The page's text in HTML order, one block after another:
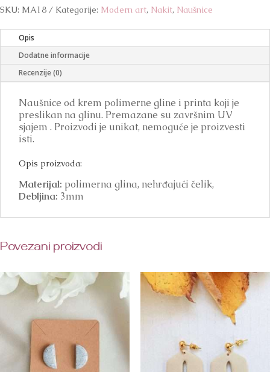
količina
SKU: MA18 Kategorije: Modern art, Nakit, Naušnice
Opis
Dodatne informacije
Recenzije (0)
Naušnice od krem polimerne gline i printa koji je
preslikan na glinu. Premazane su završnim UV
sjajem . Proizvodi je unikat, nemoguće je proizvesti
isti.
Opis proizvoda:
Materijal: polimerna glina, nehrđajući čelik,
Debljina: 3mm
Povezani proizvodi